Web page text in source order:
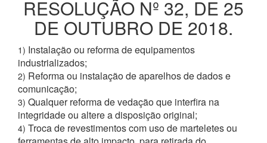
RESOLUÇÃO Nº 32, DE 25
DE OUTUBRO DE 2018.
1) Instalação ou reforma de equipamentos
industrializados;
2) Reforma ou instalação de aparelhos de dados e
comunicação;
3) Qualquer reforma de vedação que interfira na
integridade ou altere a disposição original;
4) Troca de revestimentos com uso de marteletes ou